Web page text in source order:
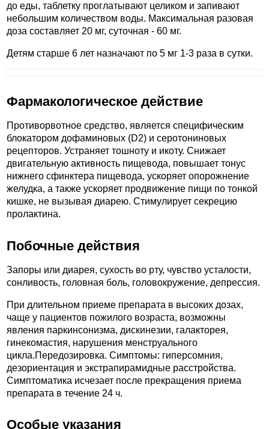
до еды, таблетку проглатывают целиком и запивают
небольшим количеством воды. Максимальная разовая
доза составляет 20 мг, суточная - 60 мг.
Детям старше 6 лет назначают по 5 мг 1-3 раза в сутки.
Фармакологическое действие
Противорвотное средство, является специфическим
блокатором дофаминовых (D2) и серотониновых
рецепторов. Устраняет тошноту и икоту. Снижает
двигательную активность пищевода, повышает тонус
нижнего сфинктера пищевода, ускоряет опорожнение
желудка, а также ускоряет продвижение пищи по тонкой
кишке, не вызывая диарею. Стимулирует секрецию
пролактина.
Побочные действия
Запоры или диарея, сухость во рту, чувство усталости,
сонливость, головная боль, головокружение, депрессия.
При длительном приеме препарата в высоких дозах,
чаще у пациентов пожилого возраста, возможны
явления паркинсонизма, дискинезии, галакторея,
гинекомастия, нарушения менструального
цикла.Передозировка. Симптомы: гиперсомния,
дезориентация и экстрапирамидные расстройства.
Симптоматика исчезает после прекращения приема
препарата в течение 24 ч.
Особые указания